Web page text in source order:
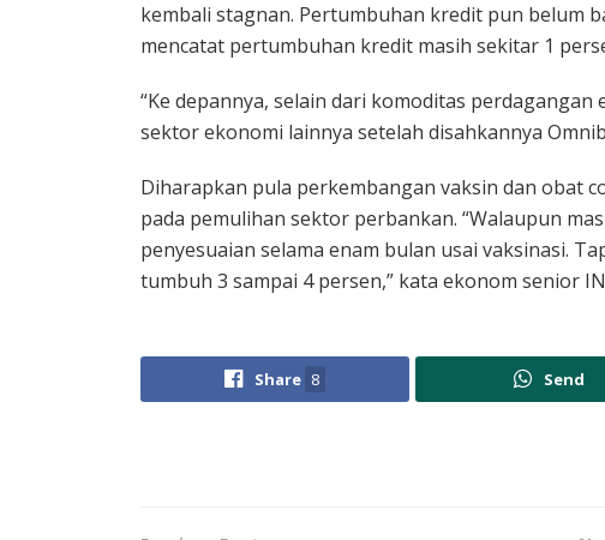
kembali stagnan. Pertumbuhan kredit pun belum
mencatat pertumbuhan kredit masih sekitar 1
“Ke depannya, selain dari komoditas
sektor ekonomi lainnya setelah disahkannya
Diharapkan pula perkembangan vaksin dan obat
pada pemulihan sektor perbankan. “Walaupun
penyesuaian selama enam bulan usai vaksinasi.
tumbuh 3 sampai 4 persen,” kata ekonom senior
Share 8 Send